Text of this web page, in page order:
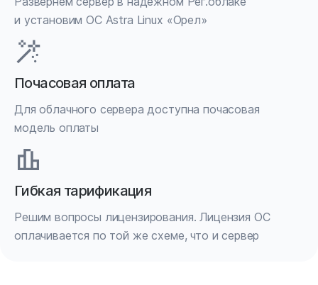
и установим ОС Astra Linux «Орел»
Почасовая оплата
Для облачного сервера доступна почасовая
модель оплаты
Гибкая тарификация
Решим вопросы лицензирования. Лицензия ОС
оплачивается по той же схеме, что и сервер